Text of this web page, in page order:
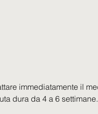
dura da 4 a 6 settimane.